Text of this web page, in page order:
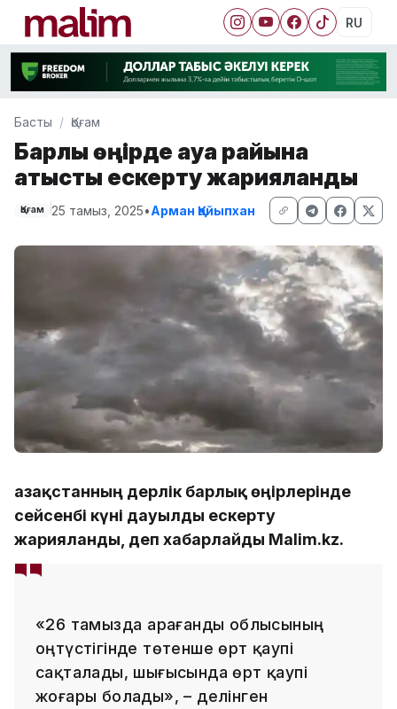
RU
Басты Қоғам
Барлық өңірде ауа райына
қатысты ескерту жарияланды
Қоғам 25 тамыз, 2025•Арман Қайыпхан
Қазақстанның дерлік барлық өңірлерінде
сейсенбі күні дауылды ескерту
жарияланды, деп хабарлайды Malim.kz.
«26 тамызда Қарағанды облысының
оңтүстігінде төтенше өрт қаупі
сақталады, шығысында өрт қаупі
жоғары болады», – делінген